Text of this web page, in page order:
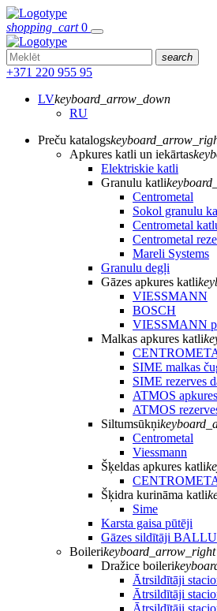
shopping_cart 0
search
+371 220 955 95
LVkeyboard_arrow_down
RU
Preču katalogs
Apkures katli un iekārtas
Elektriskie katli
Granulu katli
Centrometal
Sokol granulu
Centrometal
Centrometal
Mareli Systems
Granulu degļi
Gāzes apkures katli
VIESSMANN
BOSCH
VIESSMANN
Malkas apkures katli
SIME malkas
SIME rezerves
ATMOS
ATMOS
Siltumsūkņi
Centrometal
Viessmann
Šķeldas apkures katli
Šķidra kurināma katli
Sime
Karsta gaisa pūtēji
Gāzes sildītāji BALLU
Boilerikeyboard_arrow_right
Dražice boileri
Ātrsildītāji
Ātrsildītāji
Ātrsildītāji